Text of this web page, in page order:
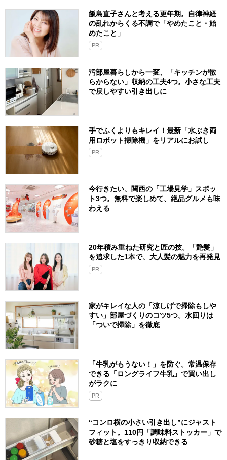
飯島直子さんと考える更年期。自律神経
の乱れからくる不調で「やめたこと・始
めたこと」
PR
汚部屋暮らしから一変、「キッチンが散
らからない」収納の工夫4つ。小さな工夫
で戻しやすい引き出しに
手でふくよりもキレイ！最新「水ぶき両
用ロボット掃除機」をリアルにお試し
PR
今行きたい、関西の「工場見学」スポッ
ト3つ。無料で楽しめて、絶品グルメも味
わえる
20年積み重ねた研究と匠の技。「艶髪」
を追求した1本で、大人髪の魅力を再発見
PR
家がキレイな人の「涼しげで掃除もしや
すい」部屋づくりのコツ5つ。水回りは
「ついで掃除」を徹底
「牛乳がもうない！」を防ぐ。常温保存
できる「ロングライフ牛乳」で買い出し
がラクに
PR
“コンロ横の小さい引き出し”にジャスト
フィット。110円「調味料ストッカー」で
砂糖と塩をすっきり収納できる